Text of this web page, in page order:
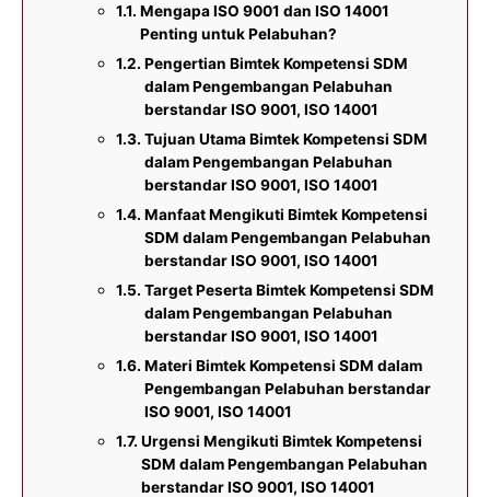
Mengapa ISO 9001 dan ISO 14001
Penting untuk Pelabuhan?
Pengertian Bimtek Kompetensi SDM
dalam Pengembangan Pelabuhan
berstandar ISO 9001, ISO 14001
Tujuan Utama Bimtek Kompetensi SDM
dalam Pengembangan Pelabuhan
berstandar ISO 9001, ISO 14001
Manfaat Mengikuti Bimtek Kompetensi
SDM dalam Pengembangan Pelabuhan
berstandar ISO 9001, ISO 14001
Target Peserta Bimtek Kompetensi SDM
dalam Pengembangan Pelabuhan
berstandar ISO 9001, ISO 14001
Materi Bimtek Kompetensi SDM dalam
Pengembangan Pelabuhan berstandar
ISO 9001, ISO 14001
Urgensi Mengikuti Bimtek Kompetensi
SDM dalam Pengembangan Pelabuhan
berstandar ISO 9001, ISO 14001